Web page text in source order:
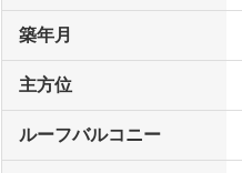
築年月
主方位
ルーフバルコニー